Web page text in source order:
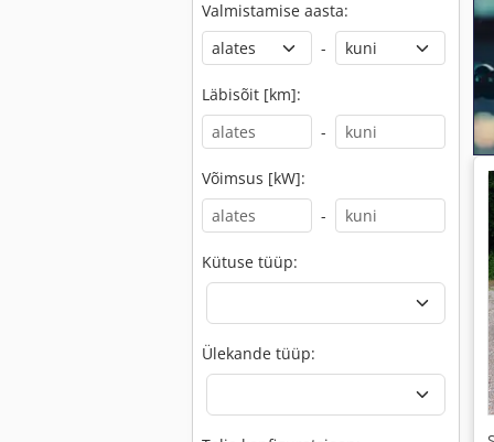
Valmistamise aasta:
-
Läbisõit [km]:
-
Võimsus [kW]:
-
Kütuse tüüp:
Ülekande tüüp: